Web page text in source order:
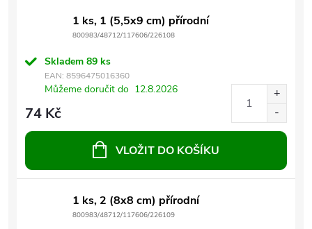
1 ks, 1 (5,5x9 cm) přírodní
800983/48712/117606/226108
Skladem 89 ks
EAN: 8596475016360
Můžeme doručit do 12.8.2026
74 Kč
VLOŽIT DO KOŠÍKU
1 ks, 2 (8x8 cm) přírodní
800983/48712/117606/226109